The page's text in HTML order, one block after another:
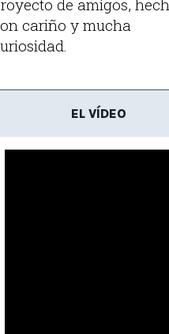
de amigos,
cariño y mucha
EL VÍDEO